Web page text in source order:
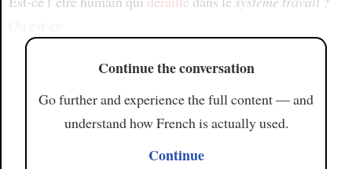
Continue the conversation
Go further and experience the full content — and
understand how French is actually used.
Continue